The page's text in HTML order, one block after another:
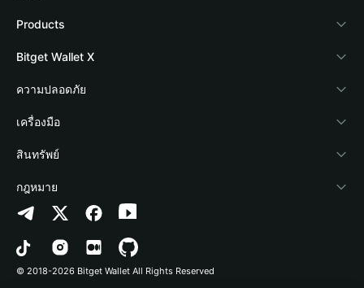
เกี่ยวกับ Bitget Wallet
Blog
Academy
ข่าวสารด้านคริปโต
ศูนย์ช่วยเหลือ
ติดต่อเรา
ทรัพยากรข้อมูลของแบรนด์
อาชีพ
Products
Crypto Card
Stablecoin Earn
Payfi Crypto
Crypto Swap API
Altcoin Season Index
Prediction Markets
DApp
Bitget Wallet X
นักพัฒนา
เชื่อมต่อ Wallet
Bitget Wallet Pay
ลิสต์โปรเจกต์
ความปลอดภัย
Protection Fund
เทคโนโลยีความปลอดภัย
เครื่องมือ
ซื้อคริปโต
การตรวจจับการอนุญาต
การตรวจจับสัญญา
การโอนเป็นชุด
สินทรัพย์
Arbitrum
Avalanche
Bitcoin
กฎหมาย
นโยบายความเป็นส่วนตัว
ข้อตกลงในการใช้บริการ
© 2018-2026 Bitget Wallet All Rights Reserved